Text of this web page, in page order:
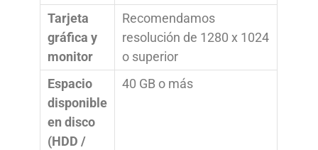
Tarjeta
gráfica y
monitor
Recomendamos
resolución de 1280 x 1024
o superior
Espacio
disponible
en disco
(HDD /
40 GB o más